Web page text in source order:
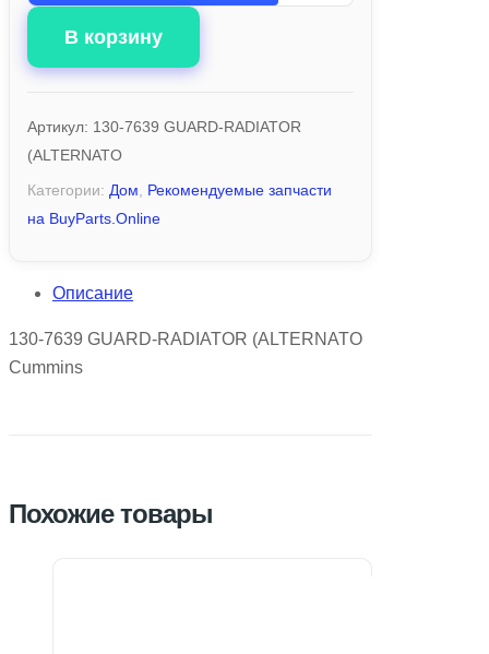
В корзину
Артикул: 130-7639 GUARD-RADIATOR
(ALTERNATO
Категории: Дом
Рекомендуемые запчасти
на BuyParts.Online
Описание
130-7639 GUARD-RADIATOR (ALTERNATO
Cummins
Похожие товары